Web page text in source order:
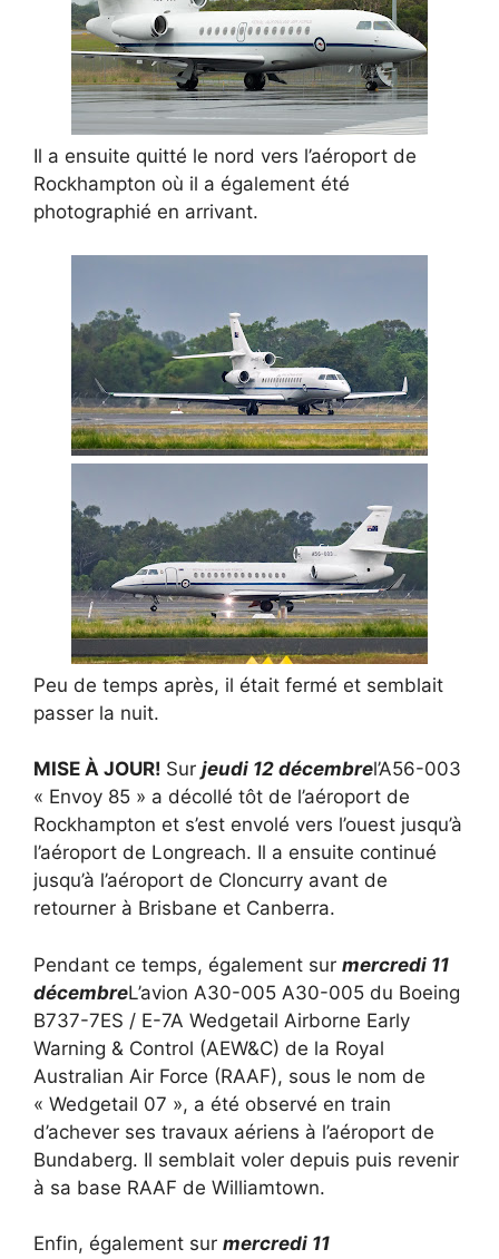
Il a ensuite quitté le nord vers l’aéroport de
Rockhampton où il a également été
photographié en arrivant.
Peu de temps après, il était fermé et semblait
passer la nuit.
MISE À JOUR! Sur jeudi 12 décembrel’A56-003
« Envoy 85 » a décollé tôt de l’aéroport de
Rockhampton et s’est envolé vers l’ouest jusqu’à
l’aéroport de Longreach. Il a ensuite continué
jusqu’à l’aéroport de Cloncurry avant de
retourner à Brisbane et Canberra.
Pendant ce temps, également sur mercredi 11
décembreL’avion A30-005 A30-005 du Boeing
B737-7ES / E-7A Wedgetail Airborne Early
Warning & Control (AEW&C) de la Royal
Australian Air Force (RAAF), sous le nom de
« Wedgetail 07 », a été observé en train
d’achever ses travaux aériens à l’aéroport de
Bundaberg. Il semblait voler depuis puis revenir
à sa base RAAF de Williamtown.
Enfin, également sur mercredi 11